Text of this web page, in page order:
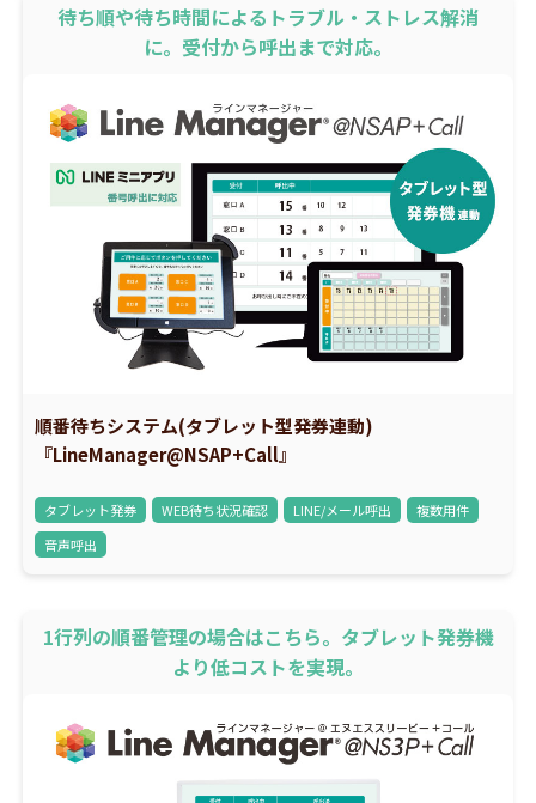
待ち順や待ち時間によるトラブル・ストレス解消
に。受付から呼出まで対応。
順番待ちシステム(タブレット型発券連動)
『LineManager@NSAP+Call』
タブレット発券 WEB待ち状況確認 LINE/メール呼出
複数用件
音声呼出
1行列の順番管理の場合はこちら。タブレット発券機
より低コストを実現。